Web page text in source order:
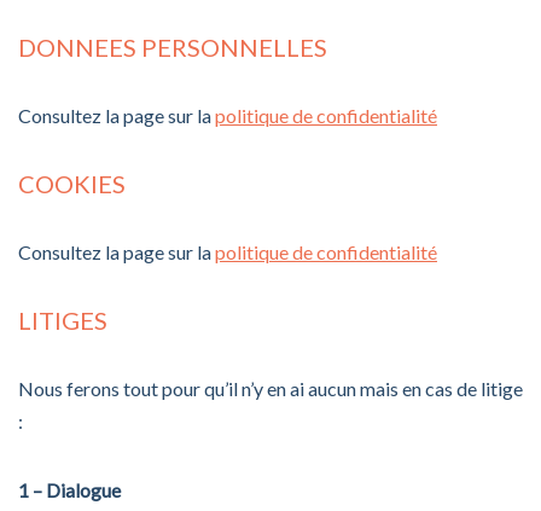
DONNEES PERSONNELLES
Consultez la page sur lapolitique de confidentialité
COOKIES
Consultez la page sur lapolitique de confidentialité
LITIGES
Nous ferons tout pour qu’il n’y en ai aucun mais en cas de litige
:
1 – Dialogue